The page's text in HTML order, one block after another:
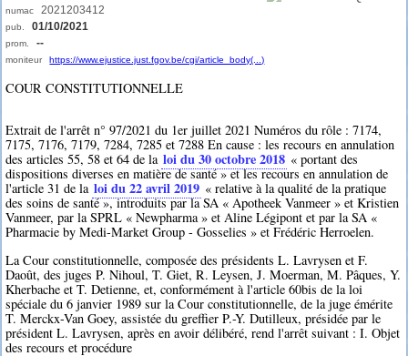
numac 2021203412
pub. 01/10/2021
prom. --
moniteur https://www.ejustice.just.fgov.be/cgi/article_body(...)
COUR CONSTITUTIONNELLE
Extrait de l'arrêt n° 97/2021 du 1er juillet 2021 Numéros du rôle : 7174,
7175, 7176, 7179, 7284, 7285 et 7288 En cause : les recours en annulation
des articles 55, 58 et 64 de la loi du 30 octobre 2018 « portant des
dispositions diverses en matière de santé » et les recours en annulation de
l'article 31 de la loi du 22 avril 2019 « relative à la qualité de la pratique
des soins de santé », introduits par la SA « Apotheek Vanmeer » et Kristien
Vanmeer, par la SPRL « Newpharma » et Aline Légipont et par la SA «
Pharmacie by Medi-Market Group - Gosselies » et Frédéric Herroelen.
La Cour constitutionnelle, composée des présidents L. Lavrysen et F.
Daoût, des juges P. Nihoul, T. Giet, R. Leysen, J. Moerman, M. Pâques, Y.
Kherbache et T. Detienne, et, conformément à l'article 60bis de la loi
spéciale du 6 janvier 1989 sur la Cour constitutionnelle, de la juge émérite
T. Merckx-Van Goey, assistée du greffier P.-Y. Dutilleux, présidée par le
président L. Lavrysen, après en avoir délibéré, rend l'arrêt suivant : I. Objet
des recours et procédure